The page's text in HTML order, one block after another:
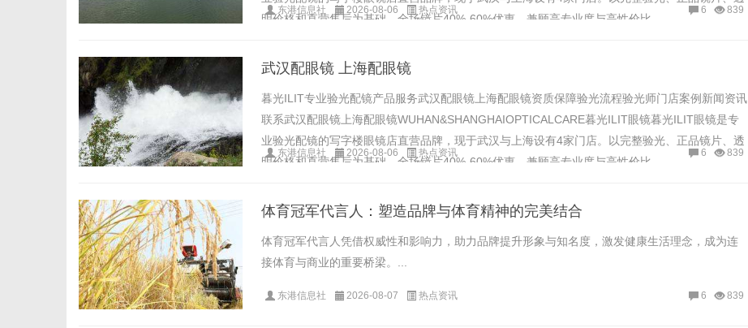
明价格和直营售后为基础，全场镜片40%-60%优惠，兼顾高专业度与高性价比......
东港信息社 2026-08-06 热点资讯 839
6
武汉配眼镜 上海配眼镜
暮光ILIT专业验光配镜产品服务武汉配眼镜上海配眼镜资质保障验光流程验光师门店案例新闻资讯
联系武汉配眼镜上海配眼镜WUHAN&SHANGHAIOPTICALCARE暮光ILIT眼镜暮光ILIT眼镜是专
业验光配镜的写字楼眼镜店直营品牌，现于武汉与上海设有4家门店。以完整验光、正品镜片、透
明价格和直营售后为基础，全场镜片40%-60%优惠，兼顾高专业度与高性价比......
东港信息社 2026-08-06 热点资讯 839
6
体育冠军代言人：塑造品牌与体育精神的完美结合
体育冠军代言人凭借权威性和影响力，助力品牌提升形象与知名度，激发健康生活理念，成为连
接体育与商业的重要桥梁。...
东港信息社 2026-08-07 热点资讯 839
6